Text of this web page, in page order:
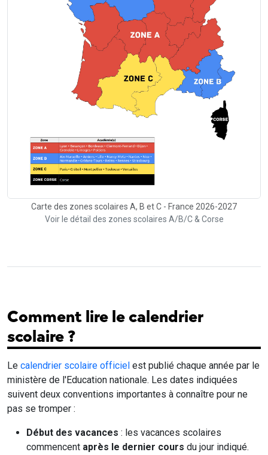
Carte des zones scolaires A, B et C - France 2026-2027
Voir le détail des zones scolaires A/B/C & Corse
Comment lire le calendrier
scolaire ?
Le calendrier scolaire officiel est publié chaque année par le
ministère de l'Education nationale. Les dates indiquées
suivent deux conventions importantes à connaître pour ne
pas se tromper :
Début des vacances : les vacances scolaires
commencent après le dernier cours du jour indiqué.